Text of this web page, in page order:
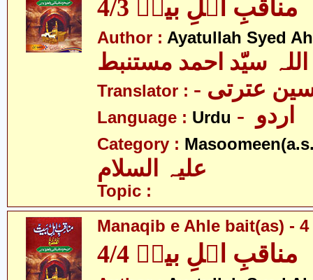
مناقبِ اہلِ بیتؑ 4/3
Author : Ayatullah Syed
سیّد احمد مستنبط
Translator : عترتی
Language : Urdu
Category :
Topic :
Manaqib e Ahle bait(as) -
مناقبِ اہلِ بیتؑ 4/4